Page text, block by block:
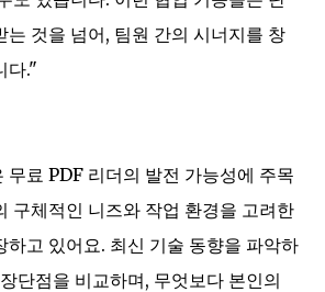
는 것을 넘어, 팀원 간의 시너지를 창
다."
무료 PDF 리더의 발전 가능성에 주목
구체적인 니즈와 작업 환경을 고려한
하고 있어요. 최신 기술 동향을 파악하
단점을 비교하며, 무엇보다 본인의